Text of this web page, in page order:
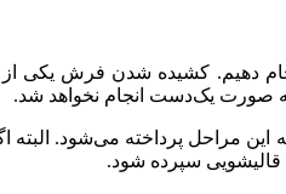
دهیم. کشیده شدن فرش
صورت یک‌دست انجام نخواهد شد.
مراحل پرداخته می‌شود. البته
قالیشویی سپرده شود.